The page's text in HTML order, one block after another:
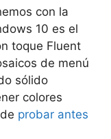
con la
10 es el
toque Fluent
de menú
sólido
colores
probar antes